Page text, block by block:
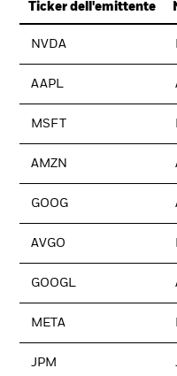
Ticker dell'emittente
NVDA
AAPL
MSFT
AMZN
GOOG
AVGO
GOOGL
META
JPM